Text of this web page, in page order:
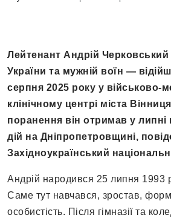
Лейтенант Андрій
України та мужній воїн —
серпня 2025 року у військово-
клінічному центрі міста
поранення він отримав у липні
дій на Дніпропетровщині,
Західноукраїнський
Андрій народився 25 липня 1993
Саме тут навчався, зростав,
особистість. Після гімназії та